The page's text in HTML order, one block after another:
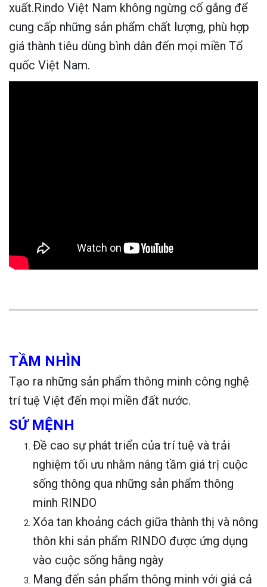
xuất.Rindo Việt Nam không ngừng cố gắng để
cung cấp những sản phẩm chất lượng, phù hợp
giá thành tiêu dùng bình dân đến mọi miền Tổ
quốc Việt Nam.
TẦM NHÌN
Tạo ra những sản phẩm thông minh công nghệ
trí tuệ Việt đến mọi miền đất nước.
SỨ MỆNH
Đề cao sự phát triển của trí tuệ và trải
nghiệm tối ưu nhằm nâng tầm giá trị cuộc
sống thông qua những sản phẩm thông
minh RINDO
Xóa tan khoảng cách giữa thành thị và nông
thôn khi sản phẩm RINDO được ứng dụng
vào cuộc sống hằng ngày
Mang đến sản phẩm thông minh với giá cả